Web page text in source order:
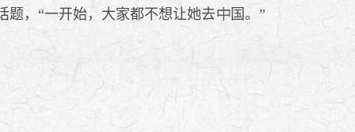
题，“一开始，大家都不想让她去 国。”